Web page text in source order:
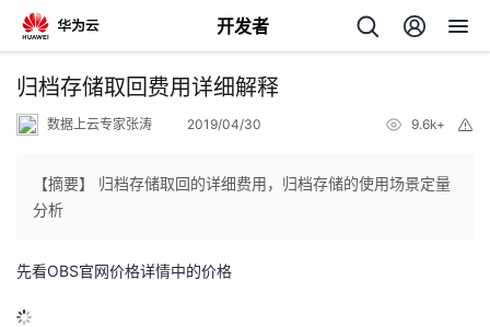
开发者
返
个
人
我
归档存储取回费用详细解释
数据上云专家张涛 2019/04/30 9.6k+
【摘要】 归档存储取回的详细费用，归档存储的使用场景定量
分析
先看OBS官网价格详情中的价格